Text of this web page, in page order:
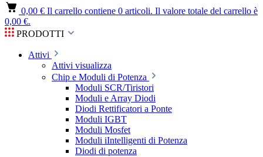
0,00 € Il carrello contiene 0 articoli. Il valore totale del carrello è
0,00 €.
PRODOTTI
Attivi
Attivi visualizza
Chip e Moduli di Potenza
Moduli SCR/Tiristori
Moduli e Array Diodi
Diodi Rettificatori a Ponte
Moduli IGBT
Moduli Mosfet
Moduli iIntelligenti di Potenza
Diodi di potenza